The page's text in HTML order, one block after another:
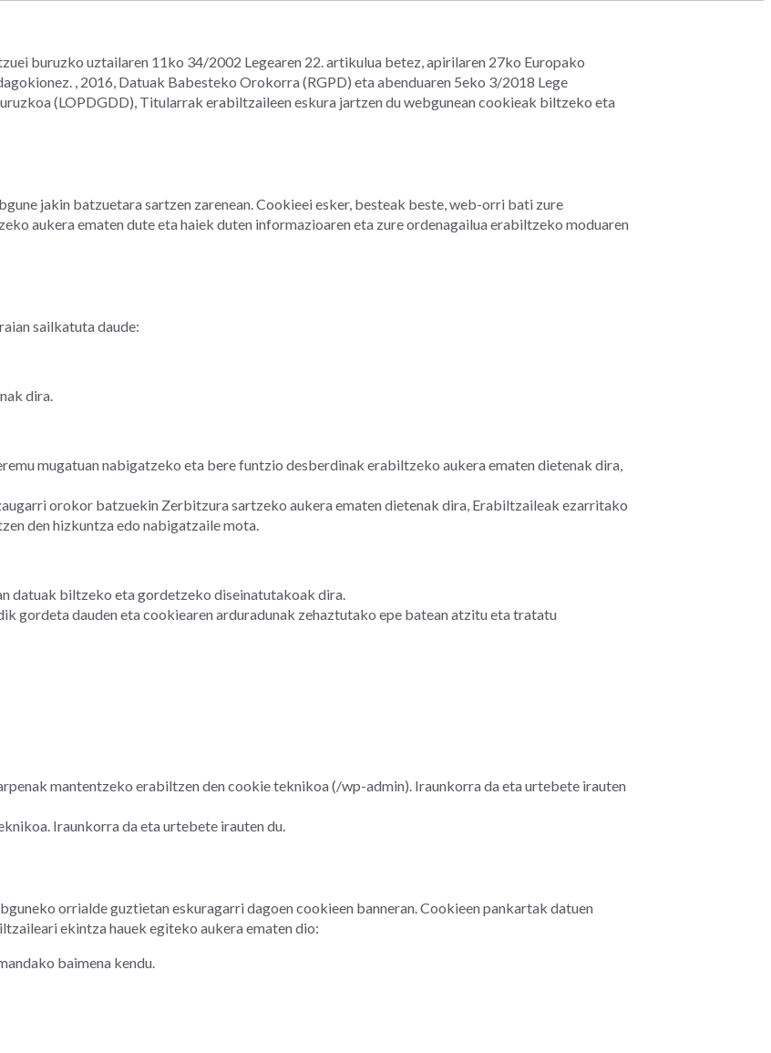
buruzko uztailaren 11ko 34/2002 Legearen 22. artikulua betez, apirilaren 27ko Europako
, 2016, Datuak Babesteko Orokorra (RGPD) eta abenduaren 5eko 3/2018 Lege
(LOPDGDD), Titularrak erabiltzaileen eskura jartzen du webgunean cookieak biltzeko eta
jakin batzuetara sartzen zarenean. Cookieei esker, besteak beste, web-orri bati zure
aukera ematen dute eta haiek duten informazioaren eta zure ordenagailua erabiltzeko moduaren
sailkatuta daude:
dira.
mugatuan nabigatzeko eta bere funtzio desberdinak erabiltzeko aukera ematen dietenak dira,
orokor batzuekin Zerbitzura sartzeko aukera ematen dietenak dira, Erabiltzaileak ezarritako
den hizkuntza edo nabigatzaile mota.
datuak biltzeko eta gordetzeko diseinatutakoak dira.
gordeta dauden eta cookiearen arduradunak zehaztutako epe batean atzitu eta tratatu
mantentzeko erabiltzen den cookie teknikoa (/wp-admin). Iraunkorra da eta urtebete irauten
Iraunkorra da eta urtebete irauten du.
orrialde guztietan eskuragarri dagoen cookieen banneran. Cookieen pankartak datuen
ekintza hauek egiteko aukera ematen dio:
baimena kendu.